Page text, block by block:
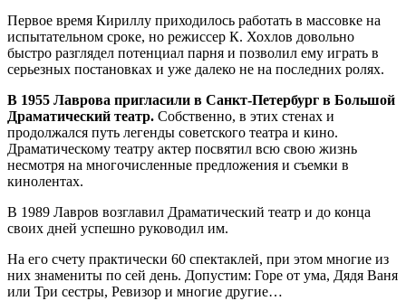
Первое время Кириллу приходилось работать в массовке на
испытательном сроке, но режиссер К. Хохлов довольно
быстро разглядел потенциал парня и позволил ему играть в
серьезных постановках и уже далеко не на последних ролях.
В 1955 Лаврова пригласили в Санкт-Петербург в Большой
Драматический театр. Собственно, в этих стенах и
продолжался путь легенды советского театра и кино.
Драматическому театру актер посвятил всю свою жизнь
несмотря на многочисленные предложения и съемки в
кинолентах.
В 1989 Лавров возглавил Драматический театр и до конца
своих дней успешно руководил им.
На его счету практически 60 спектаклей, при этом многие из
них знамениты по сей день. Допустим: Горе от ума, Дядя Ваня
или Три сестры, Ревизор и многие другие…